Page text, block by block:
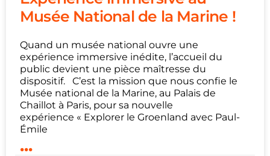
Musée National de la Marine !
Quand un musée national ouvre une
expérience immersive inédite, l’accueil du
public devient une pièce maîtresse du
dispositif. C’est la mission que nous confie le
Musée national de la Marine, au Palais de
Chaillot à Paris, pour sa nouvelle
expérience « Explorer le Groenland avec Paul-
Émile
...